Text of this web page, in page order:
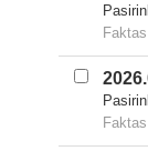
Faktas
Faktas